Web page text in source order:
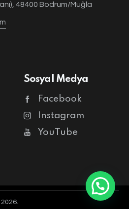
48400 Bodrum/Muğla
Sosyal Medya
Facebook
Instagram
YouTube